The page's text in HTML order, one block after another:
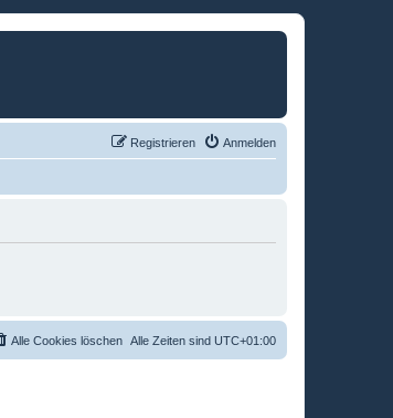
Anmelden
Registrieren
Alle Zeiten sind UTC+01:00
Alle Cookies löschen